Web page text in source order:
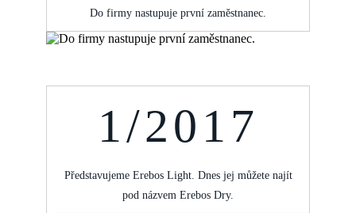
Do firmy nastupuje první zaměstnanec.
1/2017
Představujeme Erebos Light. Dnes jej můžete najít
pod názvem Erebos Dry.